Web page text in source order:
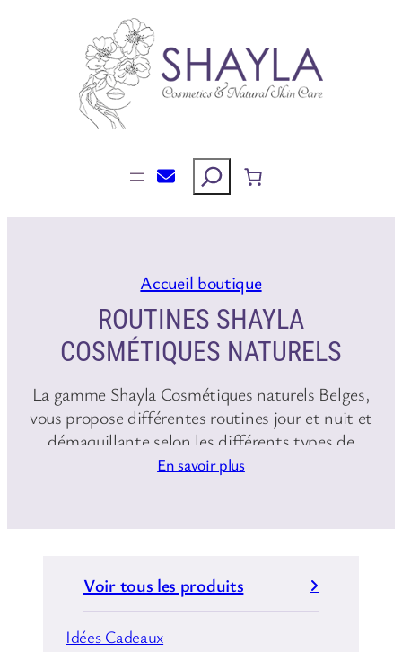
Rechercher
Accueil boutique
ROUTINES SHAYLA
COSMÉTIQUES NATURELS
La gamme Shayla Cosmétiques naturels Belges,
vous propose différentes routines jour et nuit et
démaquillante selon les différents types de
peauxLecteur
00:00
En savoir plus
Voir tous les produits
Idées Cadeaux